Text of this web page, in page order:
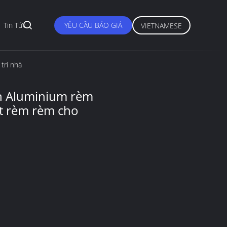
Tin Tức YÊU CẦU BÁO GIÁ VIETNAMESE
nhà
Aluminium rèm
rèm rèm cho